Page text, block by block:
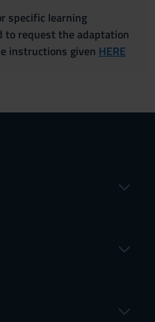
specific learning
to request the adaptation
instructions given HERE